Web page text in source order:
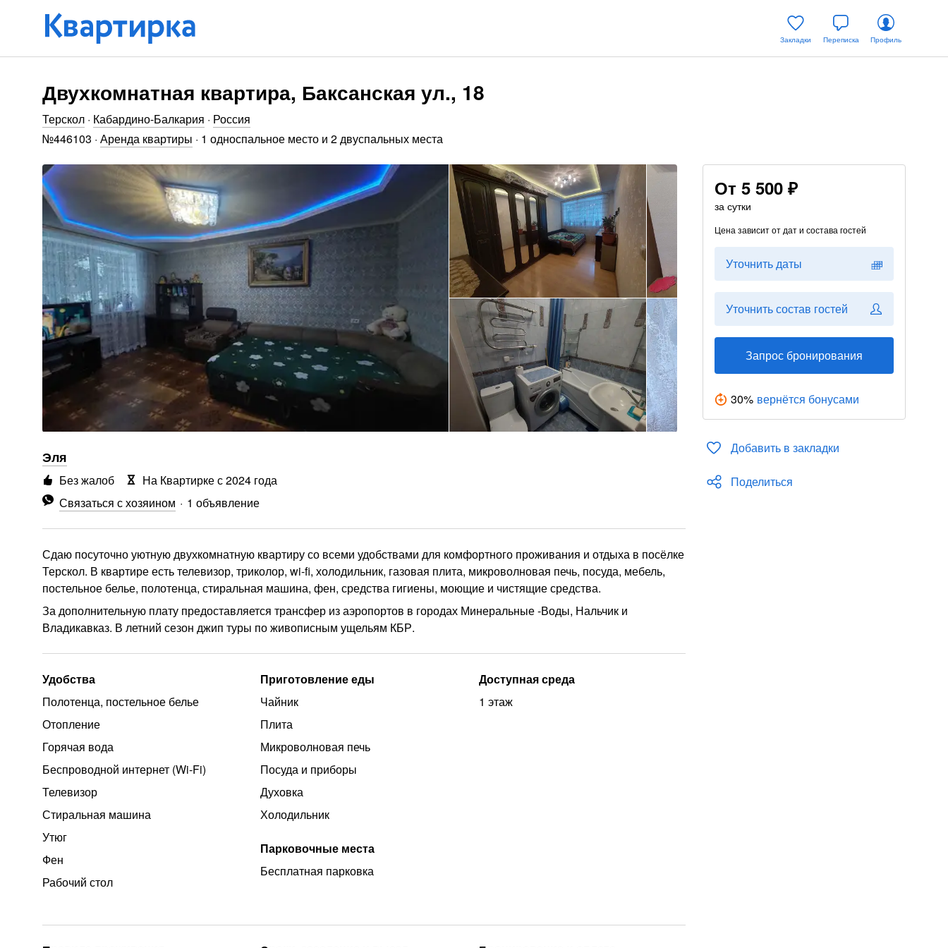
Закладки Переписка Профиль
Двухкомнатная квартира, Баксанская ул., 18
Терскол · Кабардино-Балкария · Россия
№446103 · Аренда квартиры · 1 односпальное место и 2 двуспальных места
От 5 500 ₽
за сутки
Цена зависит от дат и состава гостей
Уточнить даты
Уточнить состав гостей
Запрос бронирования
30% вернётся бонусами
Добавить в закладки
Поделиться
Эля
Связаться с хозяином 1 объявление
Без жалоб На Квартирке с 2024 года
Сдаю посуточно уютную двухкомнатную квартиру со всеми удобствами для комфортного проживания и отдыха в посёлке
Терскол. В квартире есть телевизор, триколор, wi-fi, холодильник, газовая плита, микроволновая печь, посуда, мебель,
постельное белье, полотенца, стиральная машина, фен, средства гигиены, моющие и чистящие средства.
За дополнительную плату предоставляется трансфер из аэропортов в городах Минеральные -Воды, Нальчик и
Владикавказ. В летний сезон джип туры по живописным ущельям КБР.
Удобства
Полотенца, постельное белье
Отопление
Горячая вода
Беспроводной интернет (Wi‑Fi)
Телевизор
Стиральная машина
Утюг
Фен
Рабочий стол
Приготовление еды
Чайник
Плита
Микроволновая печь
Посуда и приборы
Духовка
Холодильник
Парковочные места
Бесплатная парковка
Доступная среда
1 этаж